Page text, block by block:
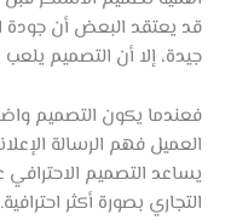
قد يعتقد البعض أن جودة
جيدة، إلا أن التصميم
فعندما يكون التصميم
العميل فهم الرسالة
يساعد التصميم الاحترافي
التجاري بصورة أكثر احترافية.